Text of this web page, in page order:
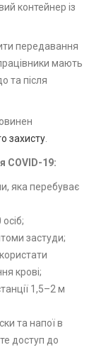
контейнер із
передавання
мають
та після
захисту.
COVID-19:
яка перебуває
застуди;
крові;
1,5–2 м
та напої в
доступ до